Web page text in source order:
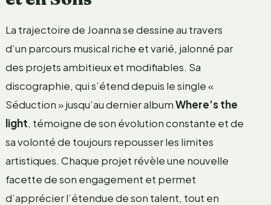
La trajectoire de Joanna se dessine au travers
d’un parcours musical riche et varié, jalonné par
des projets ambitieux et modifiables. Sa
discographie, qui s’étend depuis le single «
Séduction » jusqu’au dernier albumWhere’s the
light, témoigne de son évolution constante et de
sa volonté de toujours repousser les limites
artistiques. Chaque projet révèle une nouvelle
facette de son engagement et permet
d’apprécier l’étendue de son talent, tout en